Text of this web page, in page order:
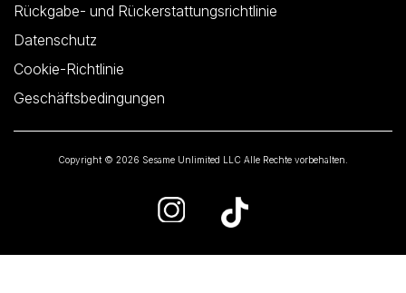
Rückgabe- und Rückerstattungsrichtlinie
Datenschutz
Cookie-Richtlinie
Geschäftsbedingungen
Copyright © 2026 Sesame Unlimited LLC Alle Rechte vorbehalten.